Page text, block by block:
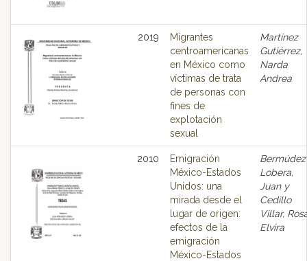
2019
Migrantes
centroamericanas
en México como
víctimas de trata
de personas con
fines de
explotación
sexual
Martínez
Gutiérrez,
Narda
Andrea
2010
Emigración
México-Estados
Unidos: una
mirada desde el
lugar de origen:
efectos de la
emigración
México-Estados
Bermúdez
Lobera,
Juan y
Cedillo
Villar,
Elvira